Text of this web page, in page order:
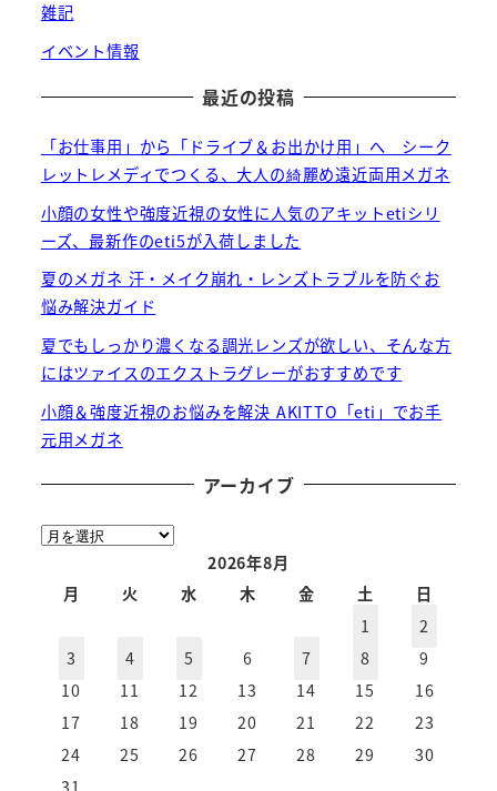
雑記
イベント情報
最近の投稿
「お仕事用」から「ドライブ＆お出かけ用」へ シーク
レットレメディでつくる、大人の綺麗め遠近両用メガネ
小顔の女性や強度近視の女性に人気のアキットetiシリ
ーズ、最新作のeti5が入荷しました
夏のメガネ 汗・メイク崩れ・レンズトラブルを防ぐお
悩み解決ガイド
夏でもしっかり濃くなる調光レンズが欲しい、そんな方
にはツァイスのエクストラグレーがおすすめです
小顔＆強度近視のお悩みを解決 AKITTO「eti」でお手
元用メガネ
アーカイブ
ア
2026年8月
月
火 水 木 金 土
日
1
2
3
4 5 6 7 8
9
10
11 12 13 14 15
16
17
18 19 20 21 22
23
24
25 26 27 28 29
30